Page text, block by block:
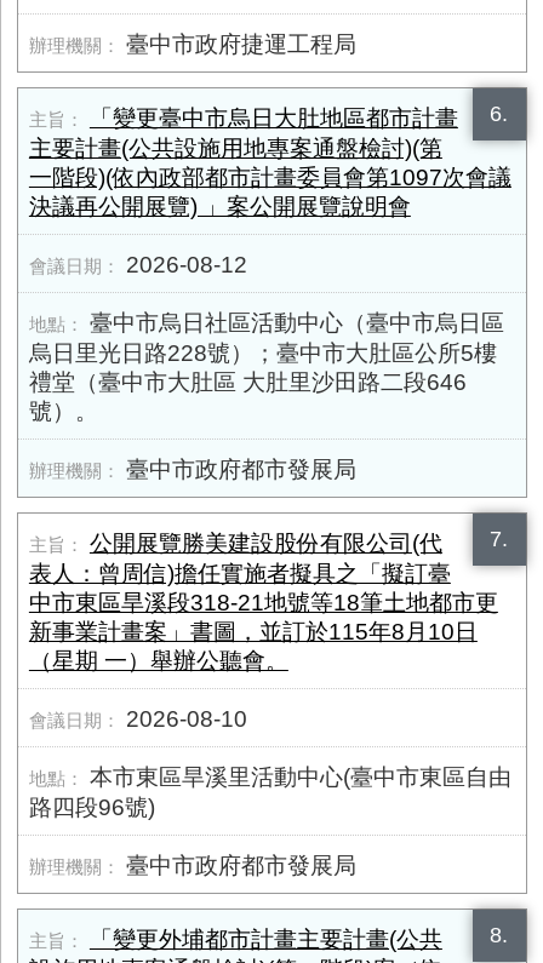
臺中市政府捷運工程局
6.
「變更臺中市烏日大肚地區都市計畫
主要計畫(公共設施用地專案通盤檢討)(第
一階段)(依內政部都市計畫委員會第1097次會議
決議再公開展覽) 」案公開展覽說明會
2026-08-12
臺中市烏日社區活動中心（臺中市烏日區
烏日里光日路228號）；臺中市大肚區公所5樓
禮堂（臺中市大肚區 大肚里沙田路二段646
號）。
臺中市政府都市發展局
7.
公開展覽勝美建設股份有限公司(代
表人：曾周信)擔任實施者擬具之「擬訂臺
中市東區旱溪段318-21地號等18筆土地都市更
新事業計畫案」書圖，並訂於115年8月10日
（星期 一）舉辦公聽會。
2026-08-10
本市東區旱溪里活動中心(臺中市東區自由
路四段96號)
臺中市政府都市發展局
8.
「變更外埔都市計畫主要計畫(公共